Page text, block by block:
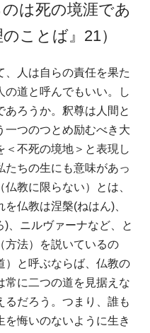
は死の境涯であ
ことば』21）
、人は自らの責任を果た
の道と呼んでもいい。し
ろうか。釈尊は人間と
一つのつとめ励むべき大
＜不死の境地＞と表現し
たちの生にも意味があっ
教に限らない）とは、
仏教は涅槃(ねはん)、
、ニルヴァーナなど、と
方法）を説いているの
）と呼ぶならば、仏教の
常に二つの道を見据えな
るだろう。つまり、誰も
を悔いのないように生き